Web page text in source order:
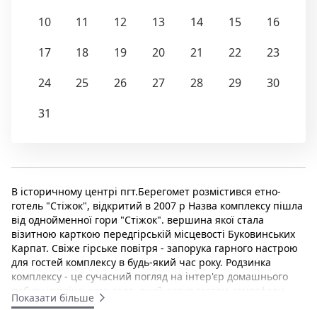
10
11 12 13 14 15
16
17
18 19 20 21 22
23
24
25 26 27 28 29
30
31
В історичному центрі пгт.Берегомет розмістився етно-
готель "Стіжок", відкритий в 2007 р Назва комплексу пішла
від однойменної гори "Стіжок". вершина якої стала
візитною карткою передгірській місцевості Буковинських
Карпат. Свіже гірське повітря - запорука гарного настрою
для гостей комплексу в будь-який час року. Родзинка
комплексу - це сучасний погляд на інтер'єр домашнього
побуту українського села, який дарує гостям атмосферу
домашнього спокою і затишку. Комплекс включає готель,
Показати більше